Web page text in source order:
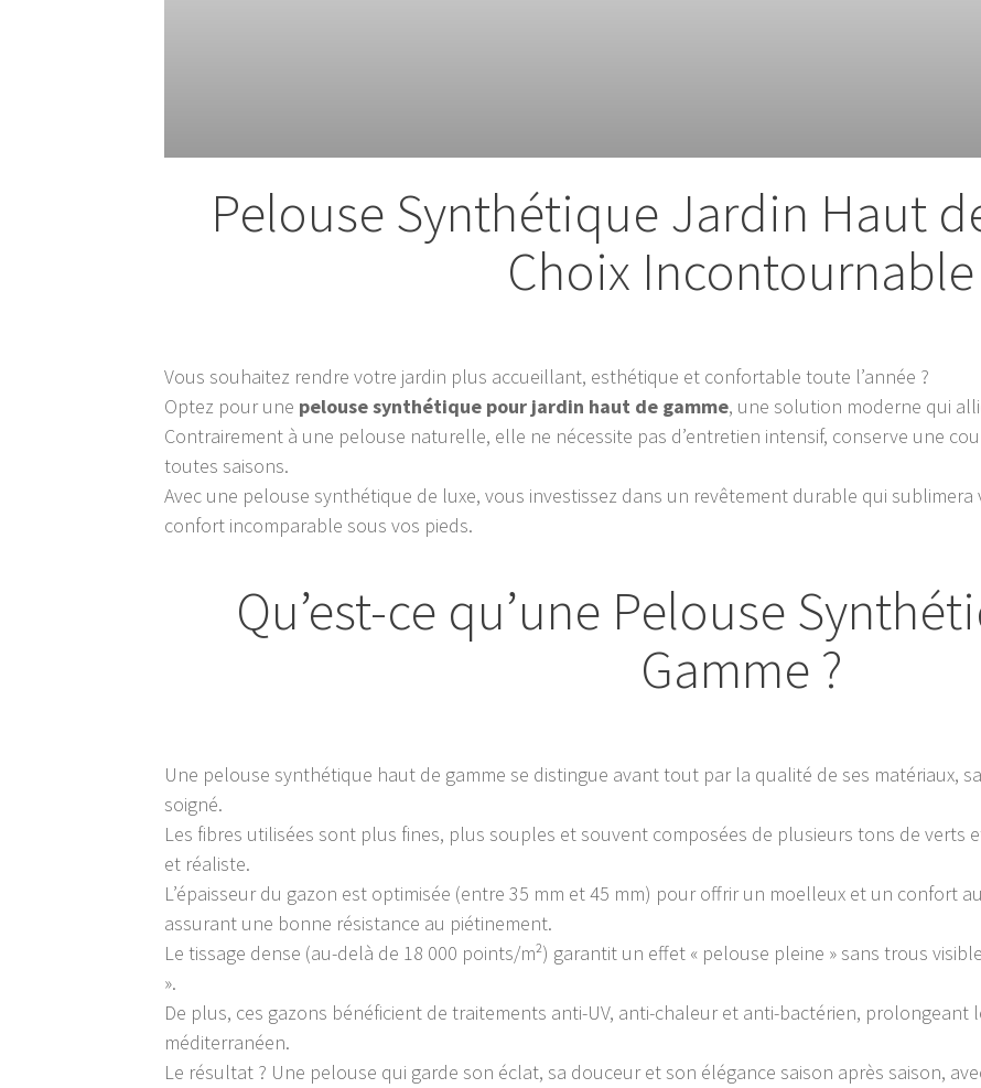
Pelouse Synthétique Jardin Haut
Choix Incontournable
Vous souhaitez rendre votre jardin plus accueillant, esthétique et confortable toute l’année ?
Optez pour une pelouse synthétique pour jardin haut de gamme, une solution moderne qui
Contrairement à une pelouse naturelle, elle ne nécessite pas d’entretien intensif, conserve une
toutes saisons.
Avec une pelouse synthétique de luxe, vous investissez dans un revêtement durable qui
confort incomparable sous vos pieds.
Qu’est-ce qu’une Pelouse
Gamme ?
Une pelouse synthétique haut de gamme se distingue avant tout par la qualité de ses matériaux,
soigné.
Les fibres utilisées sont plus fines, plus souples et souvent composées de plusieurs tons de verts
et réaliste.
L’épaisseur du gazon est optimisée (entre 35 mm et 45 mm) pour offrir un moelleux et un confort
assurant une bonne résistance au piétinement.
Le tissage dense (au-delà de 18 000 points/m²) garantit un effet « pelouse pleine » sans trous
».
De plus, ces gazons bénéficient de traitements anti-UV, anti-chaleur et anti-bactérien, prolongeant
méditerranéen.
Le résultat ? Une pelouse qui garde son éclat, sa douceur et son élégance saison après saison,